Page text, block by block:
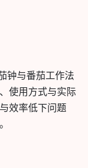
钟与番茄工作法
使用方式与实际
效率低下问题